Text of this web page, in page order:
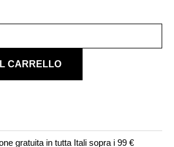
CARRELLO
gratuita in tutta Itali sopra i 99 €